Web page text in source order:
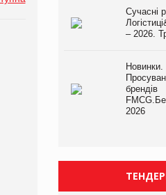
Сучасні
– 2026.
Новинки.
брендів
2026